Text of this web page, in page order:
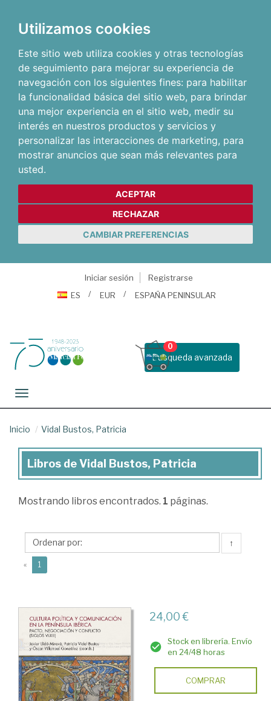
Utilizamos cookies
Este sitio web utiliza cookies y otras tecnologías
de seguimiento para mejorar su experiencia de
navegación con los siguientes fines: para habilitar
la funcionalidad básica del sitio web, para brindar
una mejor experiencia en el sitio web, medir su
interés en nuestros productos y servicios y
personalizar las interacciones de marketing, para
mostrar anuncios que sean más relevantes para
usted.
ACEPTAR
RECHAZAR
CAMBIAR PREFERENCIAS
Iniciar sesión
Registrarse
ES
EUR ESPAÑA PENINSULAR
Busqueda avanzada
0
Toggle navigation
Inicio Vidal Bustos, Patricia
Libros
Vidal
Patricia
Libros de Vidal Bustos, Patricia
Mostrando libros encontrados. 1 páginas.
↑
« 1
24,00 €
Stock en librería. Envío
en 24/48 horas
COMPRAR